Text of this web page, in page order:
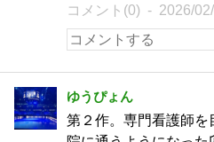
コメント(0) 2026/
ゆうぴょん
第２作。専門看護師を